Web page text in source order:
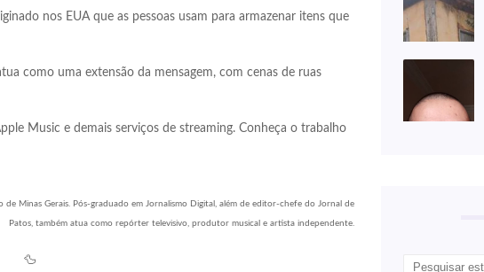
nos EUA que as pessoas usam para armazenar itens que
como uma extensão da mensagem, com cenas de ruas
Music e demais serviços de streaming. Conheça o trabalho
Minas Gerais. Pós-graduado em Jornalismo Digital, além de editor-chefe do Jornal de
Patos, também atua como repórter televisivo, produtor musical e artista independente.
🦆